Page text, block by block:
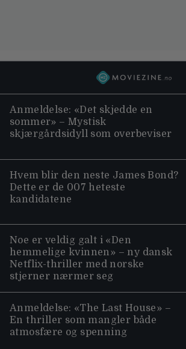
Anmeldelse: «Det skjedde en
sommer» – Mystisk
skjærgårdsidyll som overbeviser
Hvem blir den neste James Bond?
Dette er de 007 heteste
kandidatene
Noe er veldig galt i «Den
hemmelige kvinnen» – ny dansk
Netflix-thriller med norske
stjerner nærmer seg
Anmeldelse: «The Last House» –
En thriller som mangler både
atmosfære og spenning